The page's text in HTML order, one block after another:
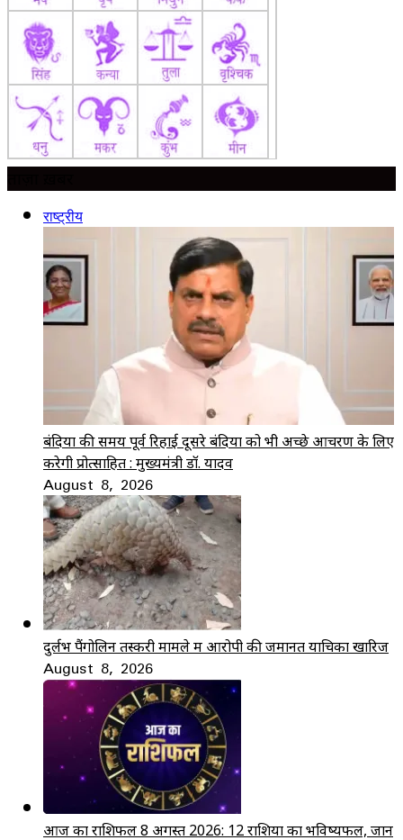
राष्ट्रीय
बंदियों की समय पूर्व रिहाई दूसरे बंदियों को भी अच्छे आचरण के लिए
करेगी प्रोत्साहित : मुख्यमंत्री डॉ. यादव
August 8, 2026
दुर्लभ पैंगोलिन तस्करी मामले में आरोपी की जमानत याचिका खारिज
August 8, 2026
आज का राशिफल 8 अगस्त 2026: 12 राशियों का भविष्यफल, जानें